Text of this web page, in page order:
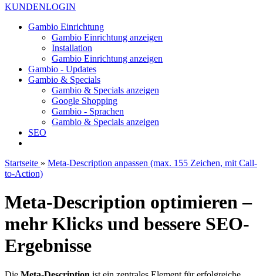
KUNDENLOGIN
Gambio Einrichtung
Gambio Einrichtung anzeigen
Installation
Gambio Einrichtung anzeigen
Gambio - Updates
Gambio & Specials
Gambio & Specials anzeigen
Google Shopping
Gambio - Sprachen
Gambio & Specials anzeigen
SEO
Startseite » Meta-Description anpassen (max. 155 Zeichen, mit Call-
to-Action)
Meta-Description optimieren –
mehr Klicks und bessere SEO-
Ergebnisse